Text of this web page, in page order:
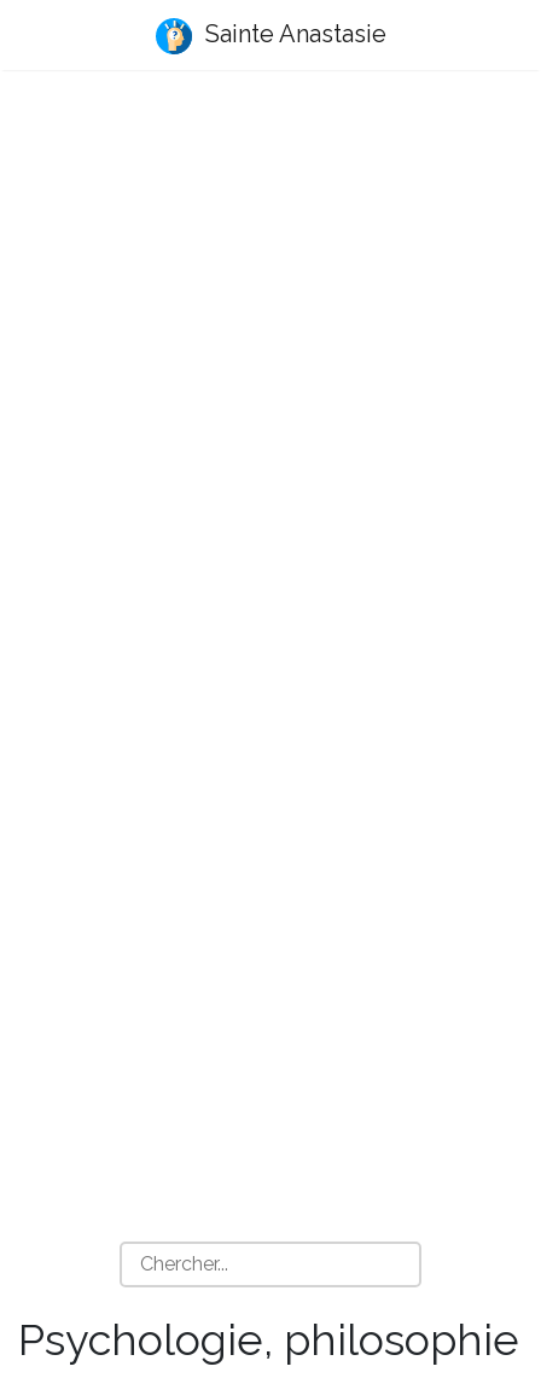
Sainte Anastasie
Psychologie, philosophie